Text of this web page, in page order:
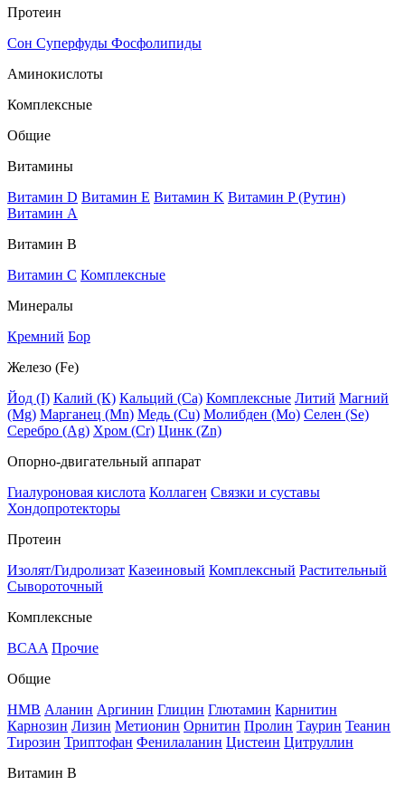
Протеин
Сон Суперфуды Фосфолипиды
Аминокислоты
Комплексные
Общие
Витамины
Витамин D Витамин E Витамин K Витамин P (Рутин)
Витамин А
Витамин В
Витамин C Комплексные
Минералы
Кремний Бор
Железо (Fe)
Йод (I) Калий (К) Кальций (Са) Комплексные Литий Магний
(Mg) Марганец (Mn) Медь (Сu) Молибден (Мо) Селен (Se)
Серебро (Ag) Хром (Cr) Цинк (Zn)
Опорно-двигательный аппарат
Гиалуроновая кислота Коллаген Связки и суставы
Хондопротекторы
Протеин
Изолят/Гидролизат Казеиновый Комплексный Растительный
Сывороточный
Комплексные
BCAA Прочие
Общие
HMB Аланин Аргинин Глицин Глютамин Карнитин
Карнозин Лизин Метионин Орнитин Пролин Таурин Теанин
Тирозин Триптофан Фенилаланин Цистеин Цитруллин
Витамин В